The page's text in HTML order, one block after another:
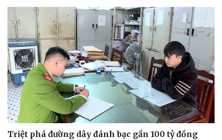
Thế giới thể thao
eSports
Hậu trường
Tư vấn
Triệt phá đường dây đánh bạc gần 100 tỷ đồng